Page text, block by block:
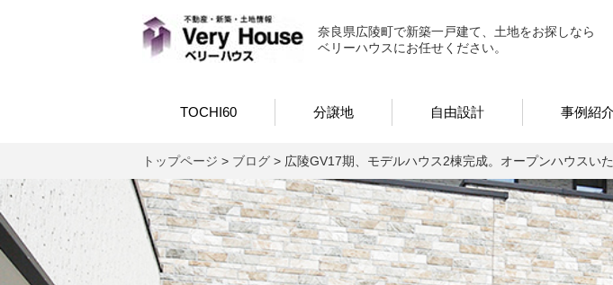
ベリーハウス｜奈良県広陵町の新築一戸建て
奈良県広陵町で新築一戸建て、土地をお探しなら
ベリーハウスにお任せください。
TOCHI60 分譲地 自由設計 事例紹介
トップページ > ブログ > 広陵GV17期、モデルハウス2棟完成。オープンハウスいた